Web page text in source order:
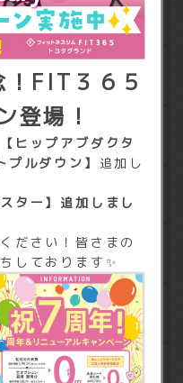
せください。
イト
リア
ア
ア
カー
ー
800円）
FIT３６５
登場！
【ヒップアブダクタ
ルダウン】 追加し
ター】追加しまし
ださい！皆さまの
しております✨